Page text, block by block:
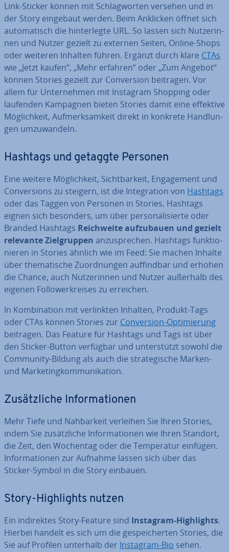
Link-Sticker können mit Schlag­wor­ten versehen und in
der Story eingebaut werden. Beim Anklicken öffnet sich
au­to­ma­tisch die hin­ter­leg­te URL. So lassen sich Nut­ze­rin­
nen und Nutzer gezielt zu externen Seiten, Online-Shops
oder weiteren Inhalten führen. Ergänzt durch klare CTAs
wie „Jetzt kaufen“, „Mehr erfahren“ oder „Zum Angebot“
können Stories gezielt zur Con­ver­si­on beitragen. Vor
allem für Un­ter­neh­men mit Instagram Shopping oder
laufenden Kampagnen bieten Stories damit eine effektive
Mög­lich­keit, Auf­merk­sam­keit direkt in konkrete Hand­lun­
gen um­zu­wan­deln.
Hashtags und getaggte Personen
Eine weitere Mög­lich­keit, Sicht­bar­keit, En­ga­ge­ment und
Con­ver­si­ons zu steigern, ist die In­te­gra­ti­on von Hashtags
oder das Taggen von Personen in Stories. Hashtags
eignen sich besonders, um über per­so­na­li­sier­te oder
Branded Hashtags Reich­wei­te auf­zu­bau­en und gezielt
relevante Ziel­grup­pen an­zu­spre­chen. Hashtags funk­tio­
nie­ren in Stories ähnlich wie im Feed: Sie machen Inhalte
über the­ma­ti­sche Zu­ord­nun­gen auf­find­bar und erhöhen
die Chance, auch Nut­ze­rin­nen und Nutzer außerhalb des
eigenen Fol­lo­werk­rei­ses zu erreichen.
In Kom­bi­na­ti­on mit ver­link­ten Inhalten, Produkt-Tags
oder CTAs können Stories zur Con­ver­si­on-Op­ti­mie­rung
beitragen. Das Feature für Hashtags und Tags ist über
den Sticker-Button verfügbar und un­ter­stützt sowohl die
Community-Bildung als auch die stra­te­gi­sche Marken-
und Mar­ke­ting­kom­mu­ni­ka­ti­on.
Zu­sätz­li­che In­for­ma­tio­nen
Mehr Tiefe und Nah­bar­keit verleihen Sie Ihren Stories,
indem Sie zu­sätz­li­che In­for­ma­tio­nen wie Ihren Standort,
die Zeit, den Wochentag oder die Tem­pe­ra­tur einfügen.
In­for­ma­tio­nen zur Aufnahme lassen sich über das
Sticker-Symbol in die Story einbauen.
Story-High­lights nutzen
Ein in­di­rek­tes Story-Feature sind Instagram-High­lights.
Hierbei handelt es sich um die ge­spei­cher­ten Stories, die
Sie auf Profilen unterhalb der Instagram-Bio sehen.